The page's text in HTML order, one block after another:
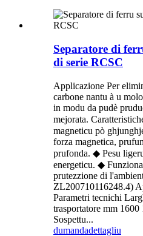
Separatore di
di serie RCSC
Applicazione Per
carbone nantu à u
in modu da pudè
mejorata.
magneticu pò
forza magnetica,
prufonda. ◆ Pesu
energeticu. ◆
prutezzione di
ZL200710116248.4)
Parametri tecnichi
trasportatore mm
Sospettu...
dumandadettagliu